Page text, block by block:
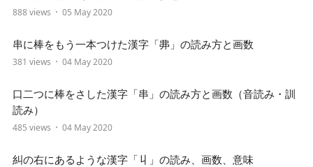
888 views 05 May 2020
串に棒をもう一本つけた漢字「丳」の読み方と画数
381 views 04 May 2020
口二つに棒をさした漢字「串」の読み方と画数（音読み・訓
読み）
485 views 04 May 2020
糾の右にあるような漢字「丩」の読み、画数、意味